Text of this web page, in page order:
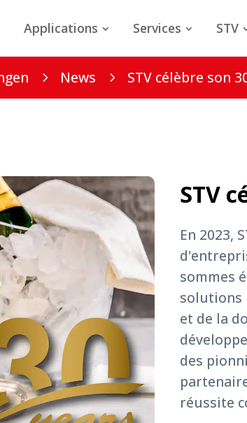
Applications Services STV
5 News 5 STV célèbre son
STV
En 2023,
sommes
solutions
et de la
des
réussite